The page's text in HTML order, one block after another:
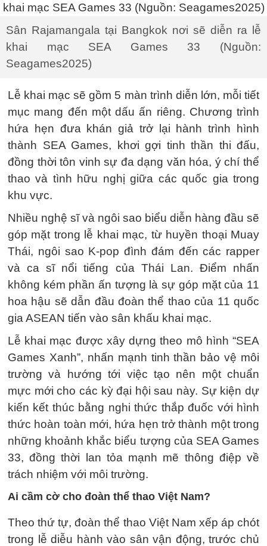
Sân Rajamangala tại Bangkok nơi sẽ diễn ra lễ
khai mạc SEA Games 33 (Nguồn:
Seagames2025)
Lễ khai mạc sẽ gồm 5 màn trình diễn lớn, mỗi tiết
mục mang đến một dấu ấn riêng. Chương trình
hứa hẹn đưa khán giả trở lại hành trình hình
thành SEA Games, khơi gợi tinh thần thi đấu,
đồng thời tôn vinh sự đa dạng văn hóa, ý chí thể
thao và tình hữu nghị giữa các quốc gia trong
khu vực.
Nhiều nghệ sĩ và ngôi sao biểu diễn hàng đầu sẽ
góp mặt trong lễ khai mạc, từ huyền thoại Muay
Thái, ngôi sao K-pop đình đám đến các rapper
và ca sĩ nổi tiếng của Thái Lan. Điểm nhấn
không kém phần ấn tượng là sự góp mặt của 11
hoa hậu sẽ dẫn đầu đoàn thể thao của 11 quốc
gia ASEAN tiến vào sân khấu khai mạc.
Lễ khai mạc được xây dựng theo mô hình “SEA
Games Xanh”, nhấn mạnh tinh thần bảo vệ môi
trường và hướng tới việc tạo nên một chuẩn
mực mới cho các kỳ đại hội sau này. Sự kiện dự
kiến kết thúc bằng nghi thức thắp đuốc với hình
thức hoàn toàn mới, hứa hẹn trở thành một trong
những khoảnh khắc biểu tượng của SEA Games
33, đồng thời lan tỏa mạnh mẽ thông điệp về
trách nhiệm với môi trường.
Ai cầm cờ cho đoàn thể thao Việt Nam?
Theo thứ tự, đoàn thể thao Việt Nam xếp áp chót
trong lễ diễu hành vào sân vận động, trước chủ